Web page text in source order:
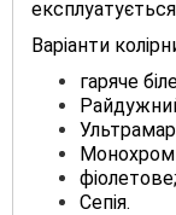
Варіанти
гаряче
фіолетове;
Сепія.